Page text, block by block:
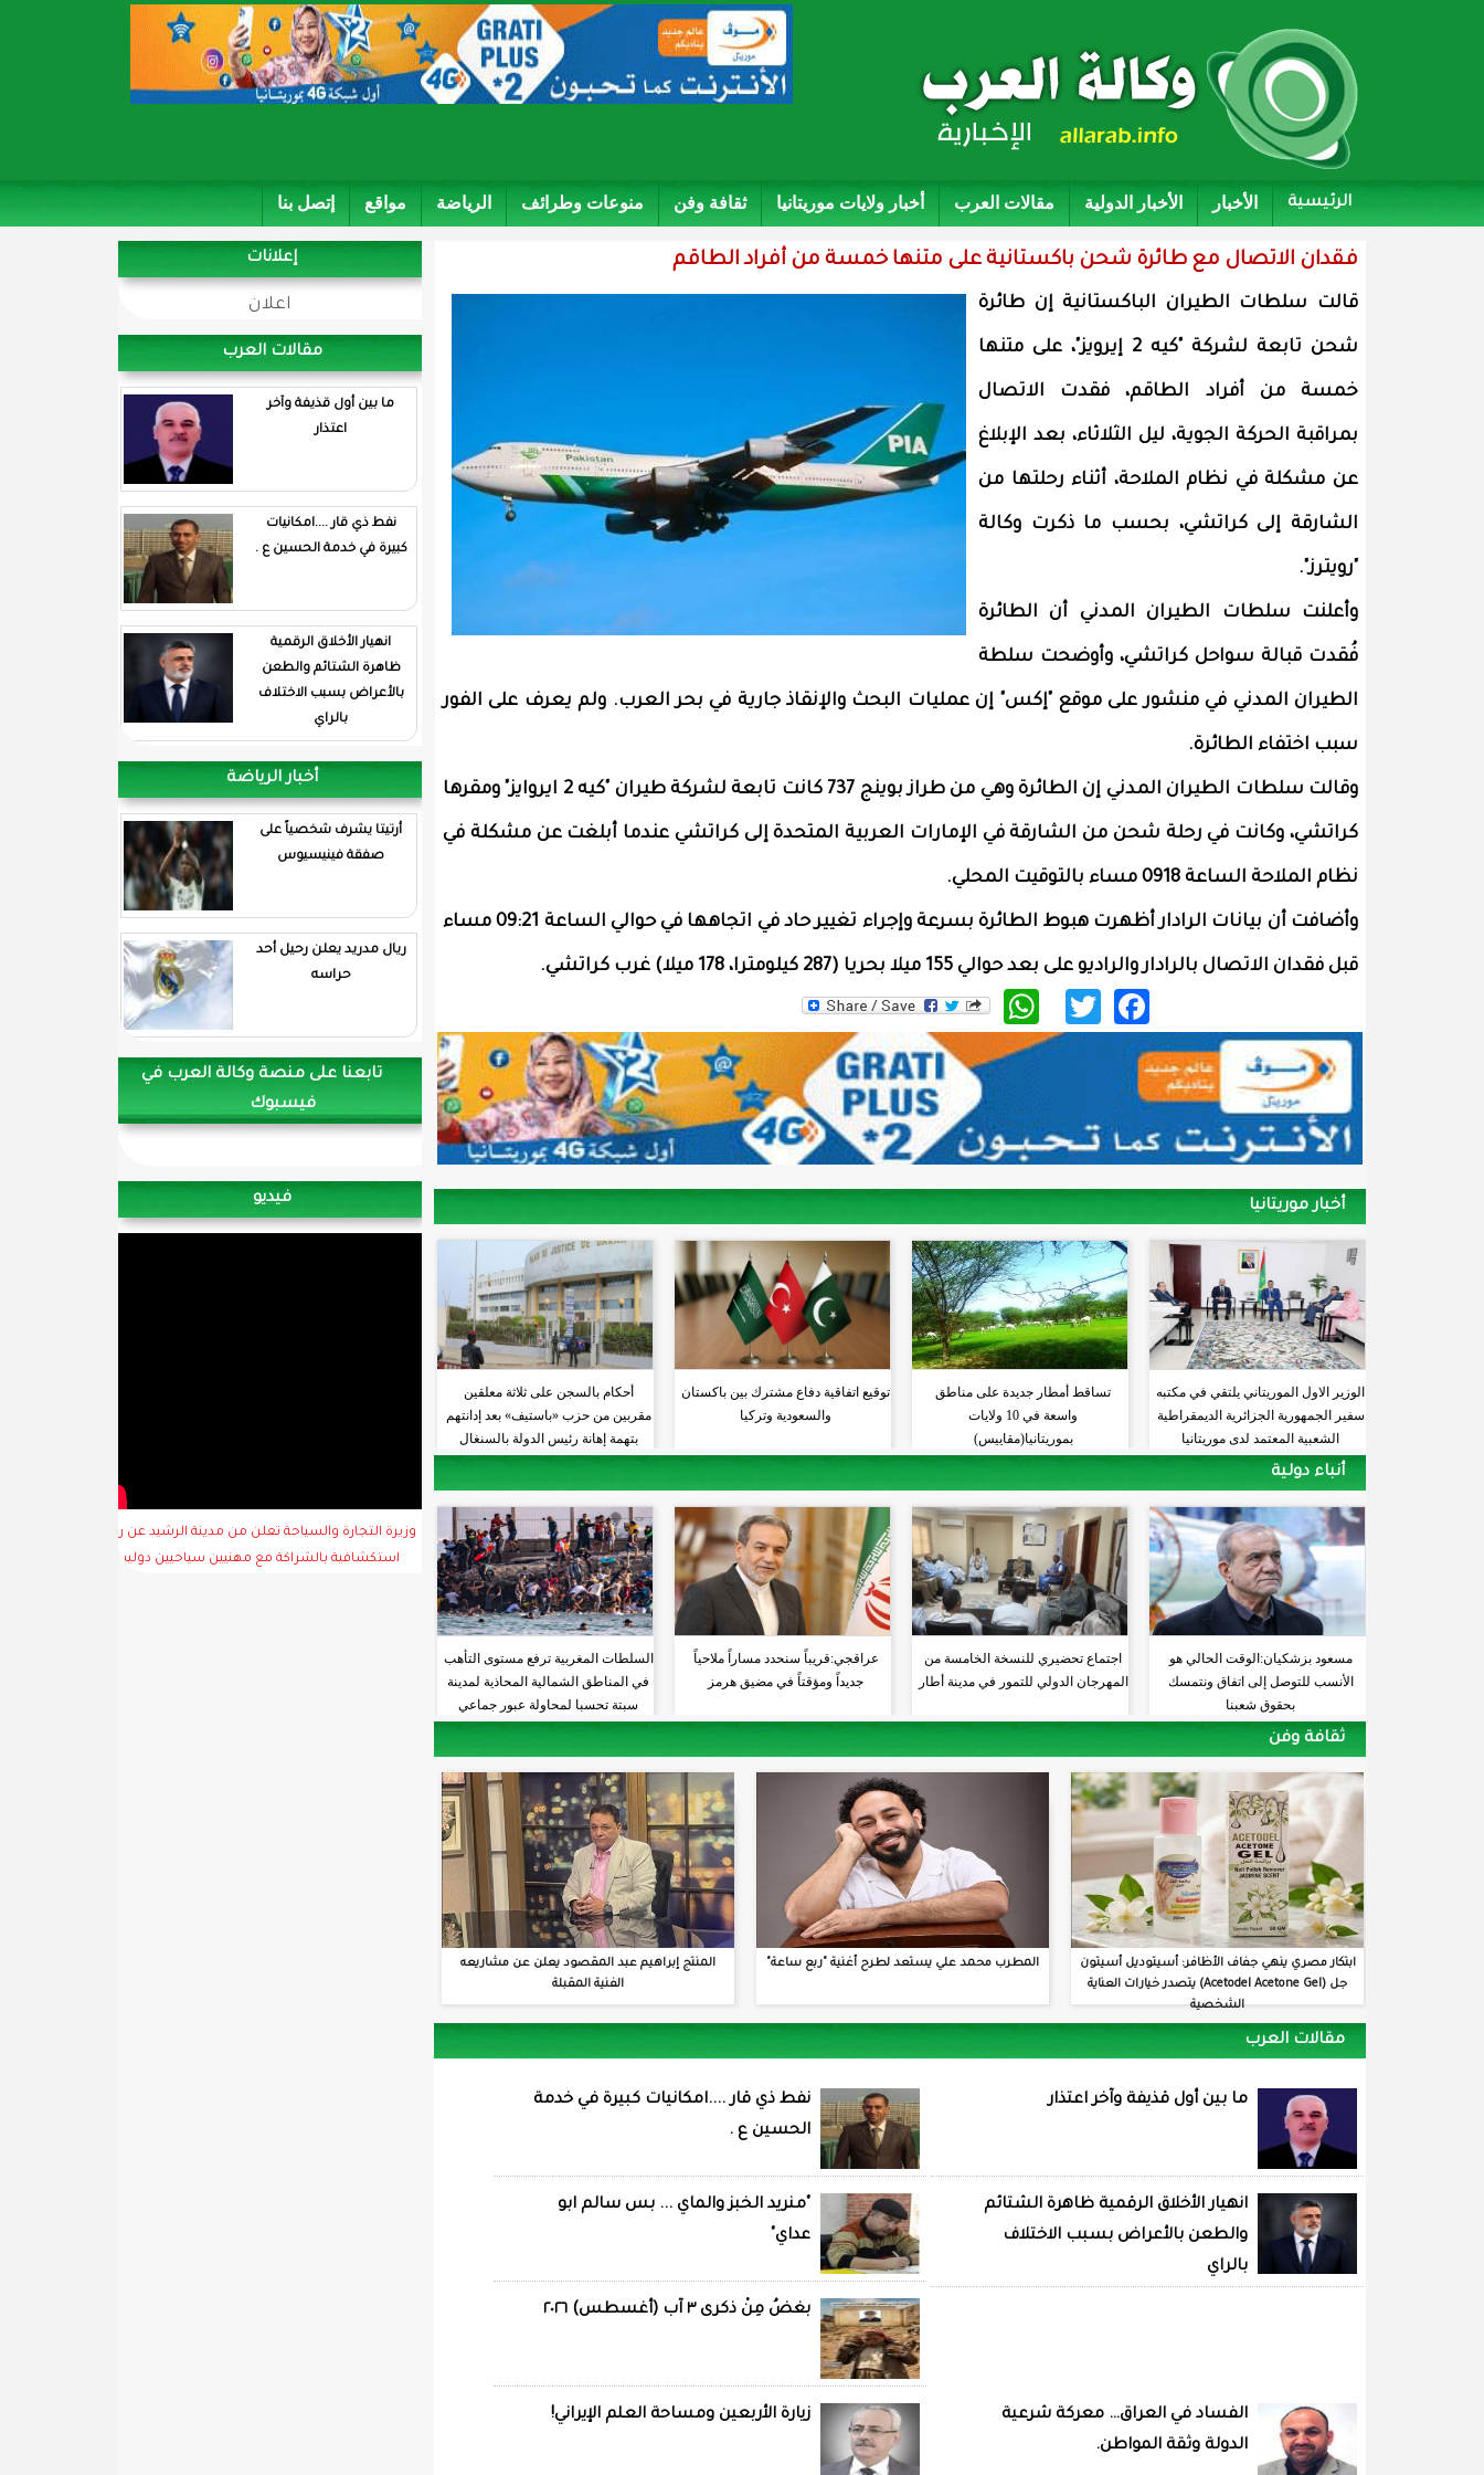
الرئيسية الأخبار الأخبار الدولية مقالات العرب أخبار ولايات موريتانيا ثقافة وفن منوعات وطرائف الرياضة مواقع إتصل بنا
فقدان الاتصال مع طائرة شحن باكستانية على متنها خمسة من أفراد الطاقم
قالت سلطات الطيران الباكستانية إن طائرة
شحن تابعة لشركة "كيه 2 إيرويز"، على متنها
خمسة من أفراد الطاقم، فقدت الاتصال
بمراقبة الحركة الجوية، ليل الثلاثاء، بعد الإبلاغ
عن مشكلة في نظام الملاحة، أثناء رحلتها من
الشارقة إلى كراتشي، بحسب ما ذكرت وكالة
"رويترز".
وأعلنت سلطات الطيران المدني أن الطائرة
فُقدت قبالة سواحل كراتشي، وأوضحت سلطة
الطيران المدني في منشور على موقع "إكس" إن عمليات البحث والإنقاذ جارية في بحر العرب. ولم يعرف على الفور
سبب اختفاء الطائرة.
وقالت سلطات الطيران المدني إن الطائرة وهي من طراز بوينج 737 كانت تابعة لشركة طيران "كيه 2 ايروايز" ومقرها
كراتشي، وكانت في رحلة شحن من الشارقة في الإمارات العربية المتحدة إلى كراتشي عندما أبلغت عن مشكلة في
نظام الملاحة الساعة 0918 مساء بالتوقيت المحلي.
وأضافت أن بيانات الرادار أظهرت هبوط الطائرة بسرعة وإجراء تغيير حاد في اتجاهها في حوالي الساعة 09:21 مساء
قبل فقدان الاتصال بالرادار والراديو على بعد حوالي 155 ميلا بحريا (287 كيلومترا، 178 ميلا) غرب كراتشي.
Facebook
Twitter
WhatsApp
إعلانات
اعلان
مقالات العرب
ما بين أول قذيفة وآخر
اعتذار
نفط ذي قار ....امكانيات
كبيرة في خدمة الحسين ع .
انهيار الأخلاق الرقمية
ظاهرة الشتائم والطعن
بالأعراض بسبب الاختلاف
بالراي
أخبار الرياضة
أرتيتا يشرف شخصياً على
صفقة فينيسيوس
ريال مدريد يعلن رحيل أحد
حراسه
تابعنا على منصة وكالة العرب في
فيسبوك
فيديو
وزيرة التجارة والسياحة تعلن من مدينة الرشيد عن رحلة
استكشافية بالشراكة مع مهنيين سياحيين دوليين
أخبار موريتانيا
الوزير الاول الموريتاني يلتقي في مكتبه
سفير الجمهورية الجزائرية الديمقراطية
الشعبية المعتمد لدى موريتانيا
تساقط أمطار جديدة على مناطق
واسعة في 10 ولايات
بموريتانيا(مقاييس)
توقيع اتفاقية دفاع مشترك بين باكستان
والسعودية وتركيا
أحكام بالسجن على ثلاثة معلقين
مقربين من حزب «باستيف» بعد إدانتهم
بتهمة إهانة رئيس الدولة بالسنغال
أنباء دولية
مسعود بزشكيان:الوقت الحالي هو
الأنسب للتوصل إلى اتفاق ونتمسك
بحقوق شعبنا
اجتماع تحضيري للنسخة الخامسة من
المهرجان الدولي للتمور في مدينة أطار
عراقجي:قريباً سنحدد مساراً ملاحياً
جديداً ومؤقتاً في مضيق هرمز
السلطات المغربية ترفع مستوى التأهب
في المناطق الشمالية المحاذية لمدينة
سبتة تحسبا لمحاولة عبور جماعي
جديدة
ثقافة وفن
ابتكار مصري ينهي جفاف الأظافر: أسيتوديل أسيتون
جل (Acetodel Acetone Gel) يتصدر خيارات العناية
الشخصية
المطرب محمد علي يستعد لطرح أغنية "ربع ساعة"
المنتج إبراهيم عبد المقصود يعلن عن مشاريعه
الفنية المقبلة
مقالات العرب
ما بين أول قذيفة وآخر اعتذار
نفط ذي قار ....امكانيات كبيرة في خدمة
الحسين ع .
انهيار الأخلاق الرقمية ظاهرة الشتائم
والطعن بالأعراض بسبب الاختلاف
بالراي
"منريد الخبز والماي ... بس سالم ابو
عداي"
بغضُ مِنْ ذكرى ٣ آب (أغسطس) ٢٠٢٦
الفساد في العراق… معركة شرعية
الدولة وثقة المواطن.
زيارة الأربعين ومساحة العلم الإيراني!